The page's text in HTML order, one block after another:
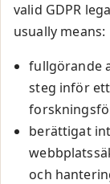
valid GDPR
usually means:
fullgörande
steg inför
berättigat
och